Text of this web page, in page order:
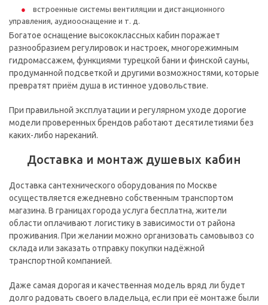
встроенные системы вентиляции и дистанционного
управления, аудиооснащение и т. д.
Богатое оснащение высококлассных кабин поражает
разнообразием регулировок и настроек, многорежимным
гидромассажем, функциями турецкой бани и финской сауны,
продуманной подсветкой и другими возможностями, которые
превратят приём душа в истинное удовольствие.
При правильной эксплуатации и регулярном уходе дорогие
модели проверенных брендов работают десятилетиями без
каких-либо нареканий.
Доставка и монтаж душевых кабин
Доставка сантехнического оборудования по Москве
осуществляется ежедневно собственным транспортом
магазина. В границах города услуга бесплатна, жители
области оплачивают логистику в зависимости от района
проживания. При желании можно организовать самовывоз со
склада или заказать отправку покупки надёжной
транспортной компанией.
Даже самая дорогая и качественная модель вряд ли будет
долго радовать своего владельца, если при её монтаже были